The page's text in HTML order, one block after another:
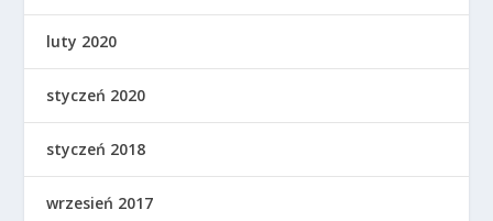
luty 2020
styczeń 2020
styczeń 2018
wrzesień 2017